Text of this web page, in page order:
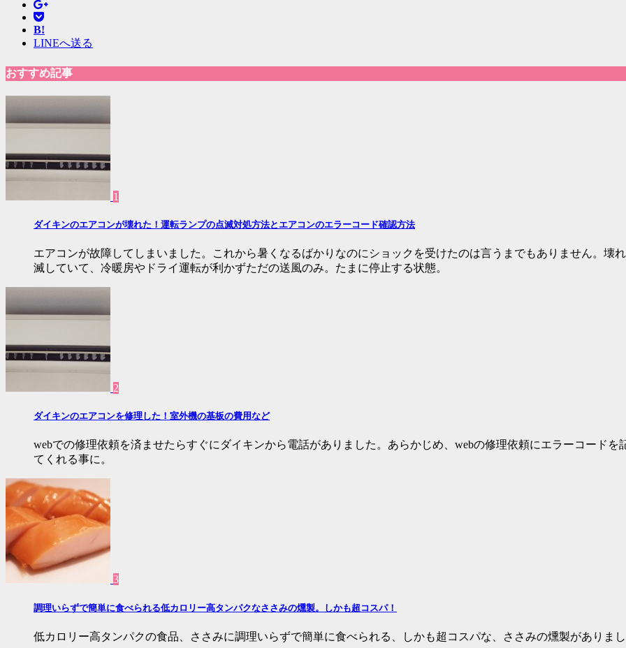
B!
LINEへ送る
おすすめ記事
1
ダイキンのエアコンが壊れた！運転ランプの点滅対処方法とエアコンのエラーコード確認方法
エアコンが故障してしまいました。これから暑くなるばかりなのにショックを受けたのは言うまでもありません。壊
滅していて、冷暖房やドライ運転が利かずただの送風のみ。たまに停止する状態。
2
ダイキンのエアコンを修理した！室外機の基板の費用など
webでの修理依頼を済ませたらすぐにダイキンから電話がありました。あらかじめ、webの修理依頼にエラーコード
てくれる事に。
3
調理いらずで簡単に食べられる低カロリー高タンパクなささみの燻製。しかも超コスパ！
低カロリー高タンパクの食品、ささみに調理いらずで簡単に食べられる、しかも超コスパな、ささみの燻製がありま